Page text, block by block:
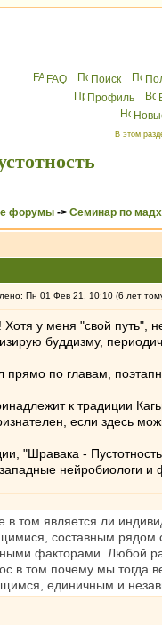
FAQ Поиск
Профиль
В этом
форумы -> Семинар по
Пн 01 Фев 21, 10:10 (6 лет
Хотя у меня "свой путь",
буддизму,
прямо по главам,
к традиции
если здесь
"Шравака -
нейробиологи
в том является ли
составным рядом
факторами. Любой
в том почему мы тогда
единичным и